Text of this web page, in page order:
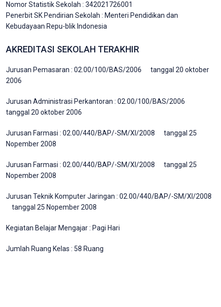
Nomor Statistik Sekolah : 342021726001
Penerbit SK Pendirian Sekolah : Menteri Pendidikan dan
Kebudayaan Repu-blik Indonesia
AKREDITASI SEKOLAH TERAKHIR
Jurusan Pemasaran : 02.00/100/BAS/2006 tanggal 20 oktober
2006
Jurusan Administrasi Perkantoran : 02.00/100/BAS/2006
tanggal 20 oktober 2006
Jurusan Farmasi : 02.00/440/BAP/-SM/XI/2008 tanggal 25
Nopember 2008
Jurusan Farmasi : 02.00/440/BAP/-SM/XI/2008 tanggal 25
Nopember 2008
Jurusan Teknik Komputer Jaringan : 02.00/440/BAP/-SM/XI/2008
tanggal 25 Nopember 2008
Kegiatan Belajar Mengajar : Pagi Hari
Jumlah Ruang Kelas : 58 Ruang